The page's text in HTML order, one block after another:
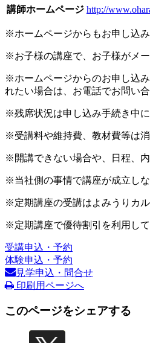
講師ホームページ http://
※ホームページからもお申し込
※お子様の講座で、お子様がメ
※ホームページからのお申し込
れたい場合は、お電話でお問い合
※残席状況は申し込み手続き中
※受講料や維持費、教材費等は
※開講できない場合や、日程、
※当社側の事情で講座が成立し
※定期講座の受講はよみうりカ
※定期講座で優待割引を利用し
受講申込・予約
体験申込・予約
見学申込・問合せ
印刷用ページへ
このページをシェアする